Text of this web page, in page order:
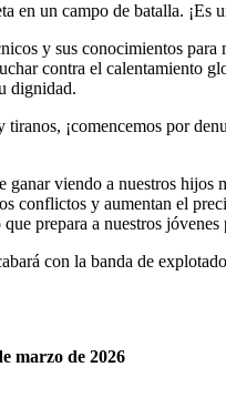
en un campo de batalla. ¡Es
y sus conocimientos
contra el calentamiento
dignidad.
¡comencemos por
ganar viendo a nuestros
conflictos y aumentan el
prepara a nuestros
con la banda de
marzo de 2026